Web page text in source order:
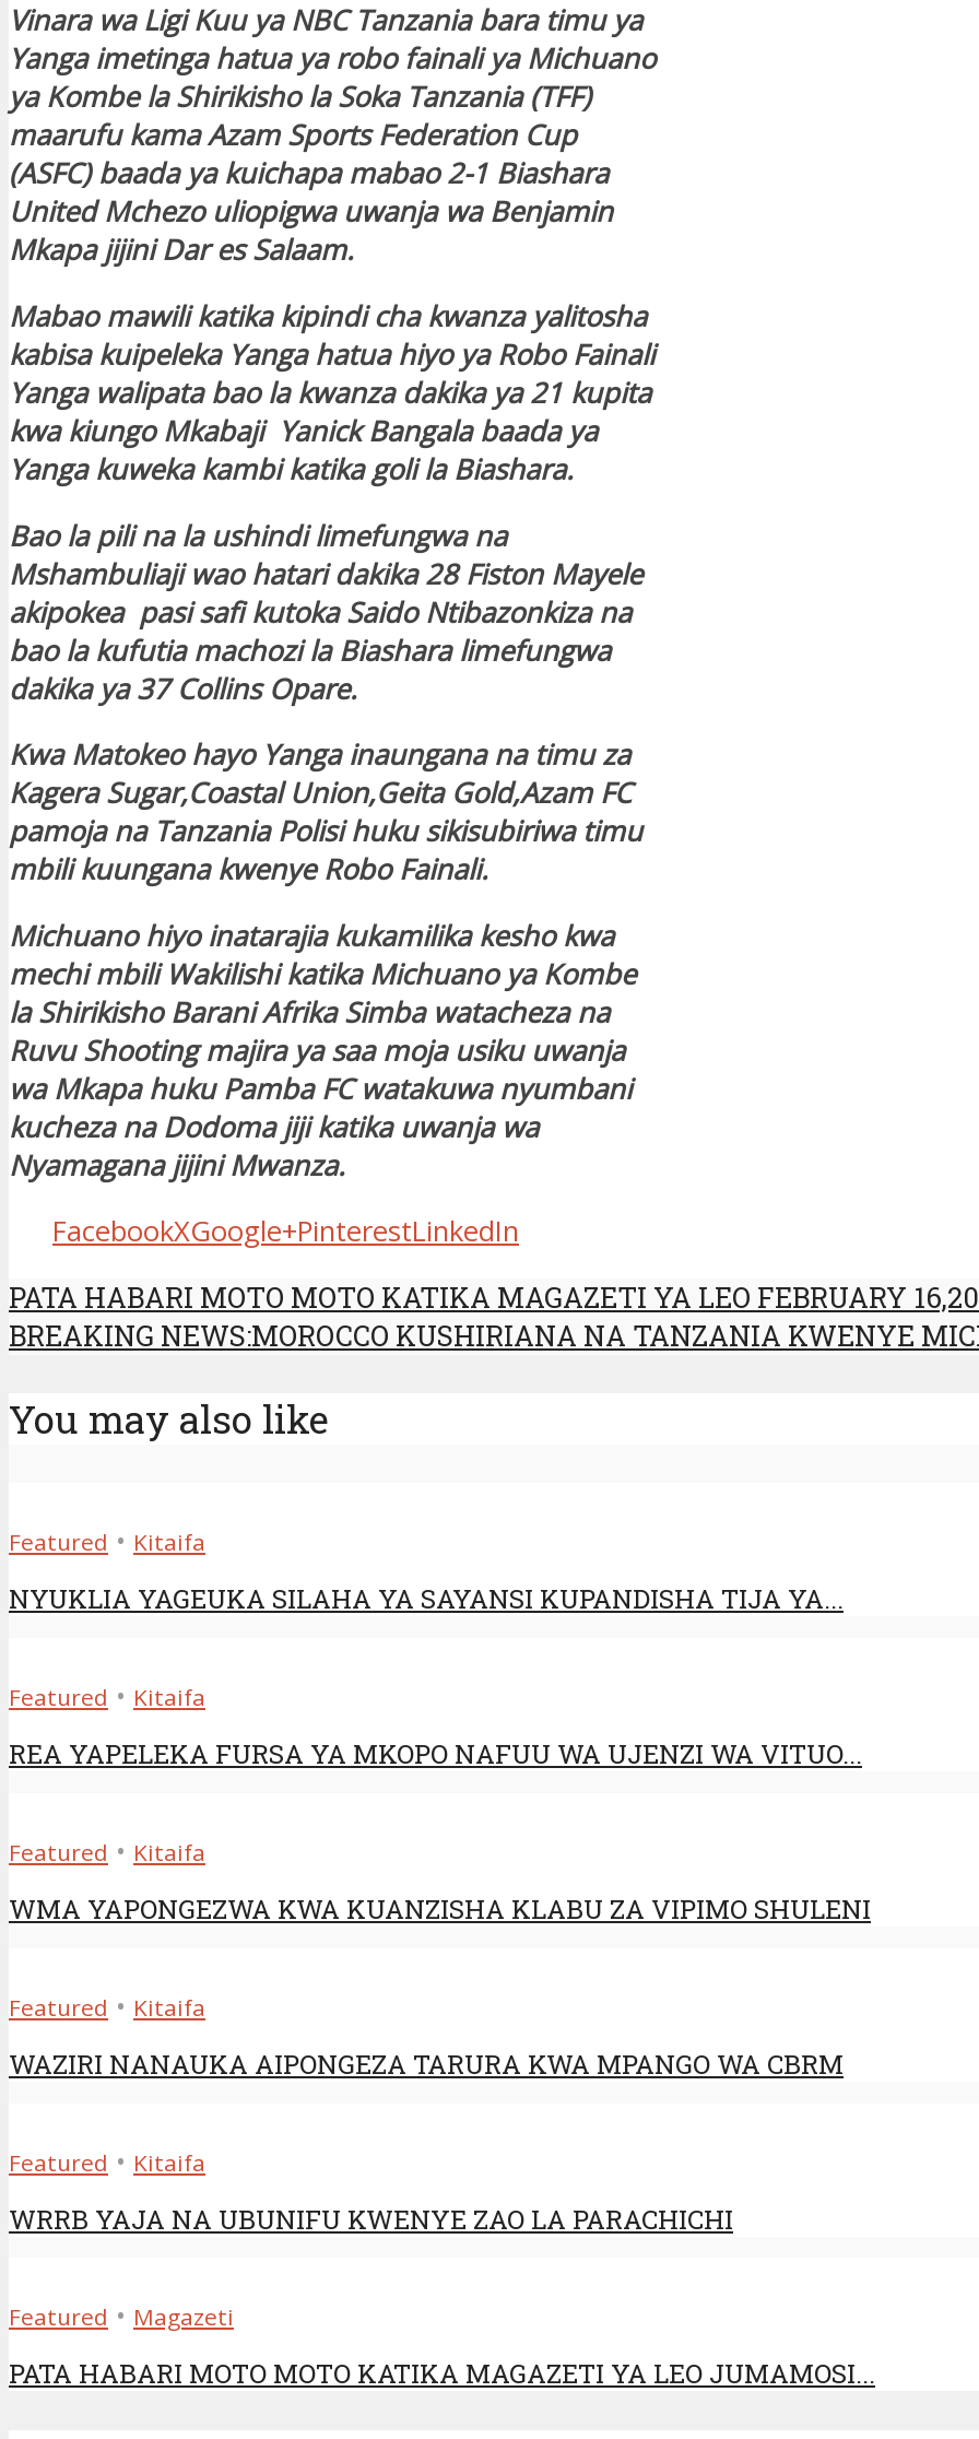
Vinara wa Ligi Kuu ya NBC Tanzania bara timu ya
Yanga imetinga hatua ya robo fainali ya Michuano
ya Kombe la Shirikisho la Soka Tanzania (TFF)
maarufu kama Azam Sports Federation Cup
(ASFC) baada ya kuichapa mabao 2-1 Biashara
United Mchezo uliopigwa uwanja wa Benjamin
Mkapa jijini Dar es Salaam.
Mabao mawili katika kipindi cha kwanza yalitosha
kabisa kuipeleka Yanga hatua hiyo ya Robo Fainali
Yanga walipata bao la kwanza dakika ya 21 kupita
kwa kiungo Mkabaji Yanick Bangala baada ya
Yanga kuweka kambi katika goli la Biashara.
Bao la pili na la ushindi limefungwa na
Mshambuliaji wao hatari dakika 28 Fiston Mayele
akipokea pasi safi kutoka Saido Ntibazonkiza na
bao la kufutia machozi la Biashara limefungwa
dakika ya 37 Collins Opare.
Kwa Matokeo hayo Yanga inaungana na timu za
Kagera Sugar,Coastal Union,Geita Gold,Azam FC
pamoja na Tanzania Polisi huku sikisubiriwa timu
mbili kuungana kwenye Robo Fainali.
Michuano hiyo inatarajia kukamilika kesho kwa
mechi mbili Wakilishi katika Michuano ya Kombe
la Shirikisho Barani Afrika Simba watacheza na
Ruvu Shooting majira ya saa moja usiku uwanja
wa Mkapa huku Pamba FC watakuwa nyumbani
kucheza na Dodoma jiji katika uwanja wa
Nyamagana jijini Mwanza.
FacebookXGoogle+PinterestLinkedIn
PATA HABARI MOTO MOTO KATIKA MAGAZETI YA LEO FEBRUARY
BREAKING NEWS:MOROCCO KUSHIRIANA NA TANZANIA KWENYE
You may also like
Featured • Kitaifa
NYUKLIA YAGEUKA SILAHA YA SAYANSI KUPANDISHA TIJA YA...
Featured • Kitaifa
REA YAPELEKA FURSA YA MKOPO NAFUU WA UJENZI WA VITUO...
Featured • Kitaifa
WMA YAPONGEZWA KWA KUANZISHA KLABU ZA VIPIMO SHULENI
Featured • Kitaifa
WAZIRI NANAUKA AIPONGEZA TARURA KWA MPANGO WA CBRM
Featured • Kitaifa
WRRB YAJA NA UBUNIFU KWENYE ZAO LA PARACHICHI
Featured • Magazeti
PATA HABARI MOTO MOTO KATIKA MAGAZETI YA LEO JUMAMOSI...